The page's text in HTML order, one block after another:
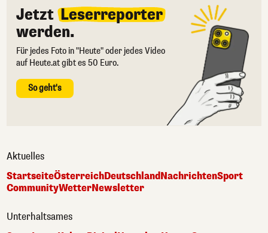
Jetzt Leserreporter
werden.
Für jedes Foto in "Heute" oder jedes Video
auf Heute.at gibt es 50 Euro.
So geht's
Aktuelles
StartseiteÖsterreichDeutschlandNachrichtenSport
CommunityWetterNewsletter
Unterhaltsames